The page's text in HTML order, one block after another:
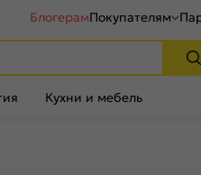
БлогерамПокупателям
Кухни и мебель